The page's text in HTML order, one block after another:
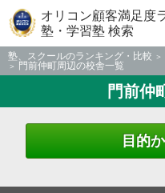
オリコン顧客満足度
塾・学習塾 検索
塾、スクールのランキング・比較
門前仲町周辺の校舎一覧
門前仲
目的